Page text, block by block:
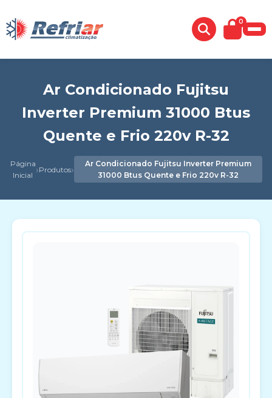
0
Ar Condicionado Fujitsu
Inverter Premium 31000 Btus
Quente e Frio 220v R-32
Página
Inicial ›Produtos›
Ar Condicionado Fujitsu Inverter Premium
31000 Btus Quente e Frio 220v R-32